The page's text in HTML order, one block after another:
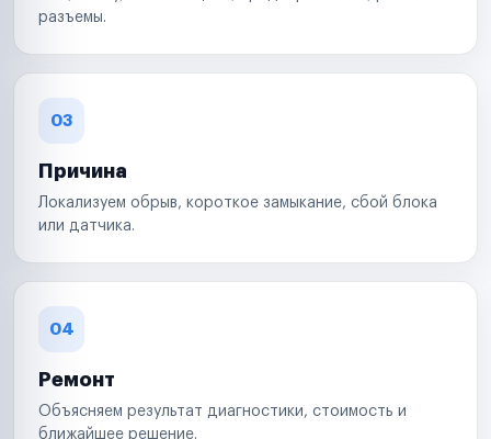
разъемы.
03
Причина
Локализуем обрыв, короткое замыкание, сбой блока
или датчика.
04
Ремонт
Объясняем результат диагностики, стоимость и
ближайшее решение.